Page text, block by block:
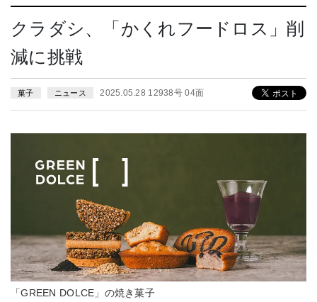
クラダシ、「かくれフードロス」削
減に挑戦
菓子 ニュース 2025.05.28 12938号 04面
「GREEN DOLCE」の焼き菓子